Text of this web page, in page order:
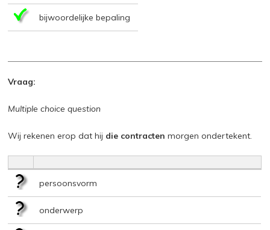
bijwoordelijke bepaling
Vraag:
Multiple choice question
Wij rekenen erop dat hij die contracten morgen ondertekent.
persoonsvorm
onderwerp